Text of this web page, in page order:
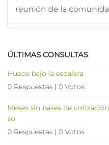
reunión de la
ÚLTIMAS CONSULTAS
Hueco bajo la escalera
0 Respuestas | 0 Votos
Meses sin bases de
so
0 Respuestas | 0 Votos